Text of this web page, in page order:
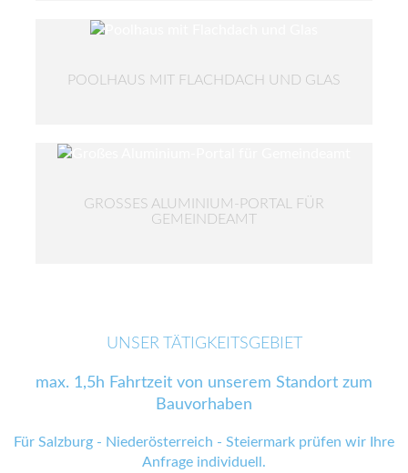
POOLHAUS MIT FLACHDACH UND GLAS
GROSSES ALUMINIUM-PORTAL FÜR G
EMEINDEAMT
UNSER TÄTIGKEITSGEBIET
max. 1,5h Fahrtzeit von unserem Standort zum
Bauvorhaben
Für Salzburg - Niederösterreich - Steiermark prüfen wir Ihre
Anfrage individuell.